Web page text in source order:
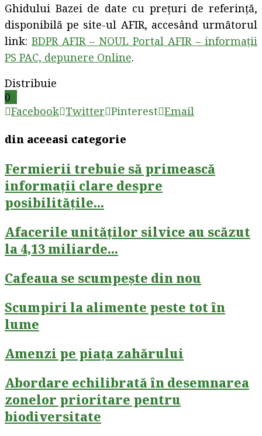
Ghidului Bazei de date cu prețuri de referință,
disponibilă pe site-ul AFIR, accesând următorul
link: BDPR AFIR – NOUL Portal AFIR – informații
PS PAC, depunere Online.
Distribuie
0
Facebook Twitter Pinterest Email
din aceeasi categorie
Fermierii trebuie să primească
informații clare despre
posibilitățile...
Afacerile unităților silvice au scăzut
la 4,13 miliarde...
Cafeaua se scumpește din nou
Scumpiri la alimente peste tot în
lume
Amenzi pe piața zahărului
Abordare echilibrată în desemnarea
zonelor prioritare pentru
biodiversitate